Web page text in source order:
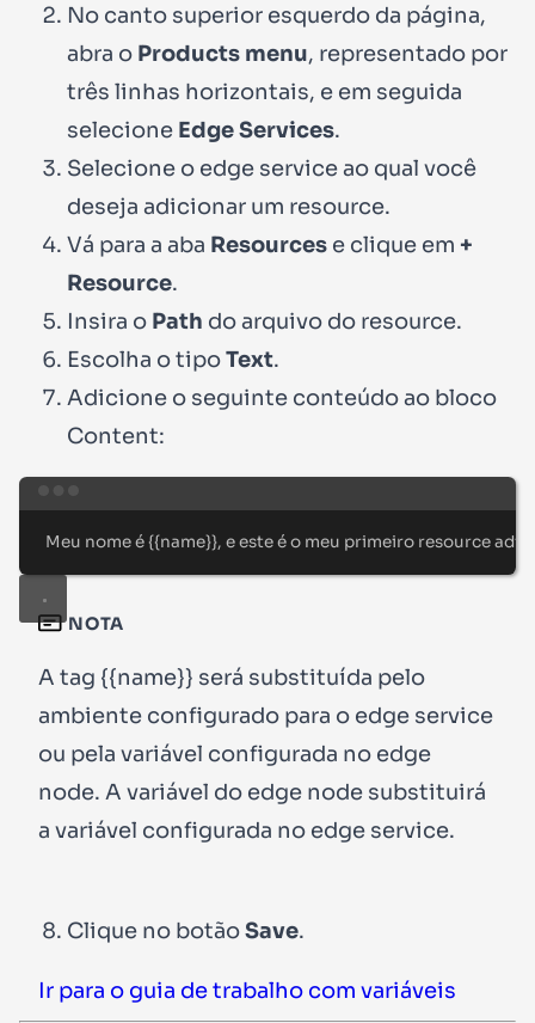
No canto superior esquerdo da página,
abra o Products menu, representado por
três linhas horizontais, e em seguida
selecione Edge Services.
Selecione o edge service ao qual você
deseja adicionar um resource.
Vá para a aba Resources e clique em +
Resource.
Insira o Path do arquivo do resource.
Escolha o tipoText.
Adicione o seguinte conteúdo ao bloco
Content:
Meu nome é {{name}}, e este é o meu primeiro resource
NOTA
A tag {{name}} será substituída pelo
ambiente configurado para o edge service
ou pela variável configurada no edge
node. A variável do edge node substituirá
a variável configurada no edge service.
Clique no botãoSave.
Ir para o guia de trabalho com variáveis